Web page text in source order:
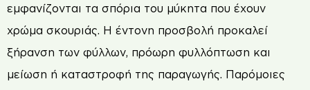
εµφανίζονται τα σπόρια του µύκητα που έχουν
χρώµα σκουριάς. Η έντονη προσβολή προκαλεί
ξήρανση των φύλλων, πρόωρη φυλλόπτωση και
µείωση ή καταστροφή της παραγωγής. Παρόµοιες